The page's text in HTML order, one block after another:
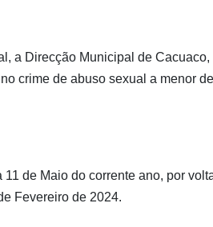
a Direcção Municipal de Cacuaco,
crime de abuso sexual a menor
de Maio do corrente ano, por
Fevereiro de 2024.